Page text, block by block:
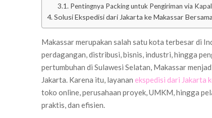
Pentingnya Packing untuk Pengiriman via
Solusi Ekspedisi dari Jakarta ke Makassar
Makassar merupakan salah satu kota terbesar di
perdagangan, distribusi, bisnis, industri, hingga
pertumbuhan di Sulawesi Selatan, Makassar
Jakarta. Karena itu, layanan ekspedisi dari Jakarta
toko online, perusahaan proyek, UMKM, hingga
praktis, dan efisien.